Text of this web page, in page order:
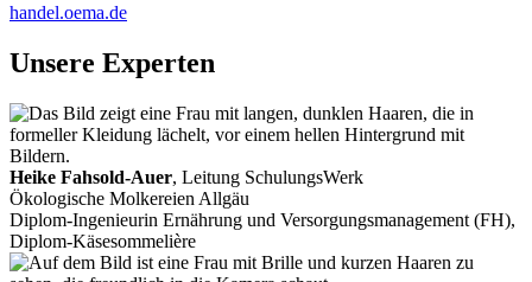
handel.oema.de
Unsere Experten
Heike Fahsold-Auer, Leitung SchulungsWerk
Ökologische Molkereien Allgäu
Diplom-Ingenieurin Ernährung und Versorgungsmanagement (FH),
Diplom-Käsesommelière